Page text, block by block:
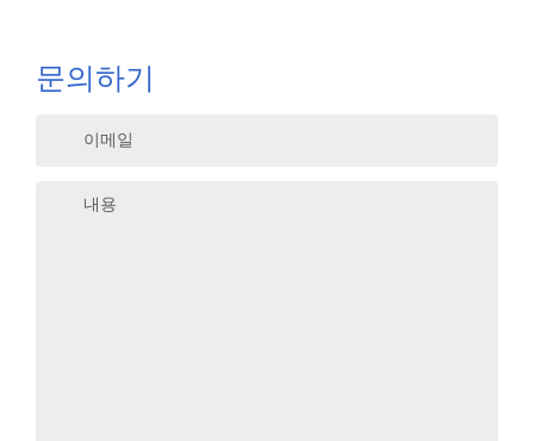
문의하기
이메일
내용